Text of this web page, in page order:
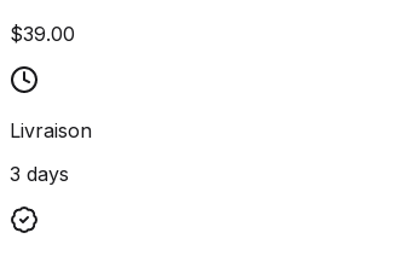
$39.00
Livraison
3 days